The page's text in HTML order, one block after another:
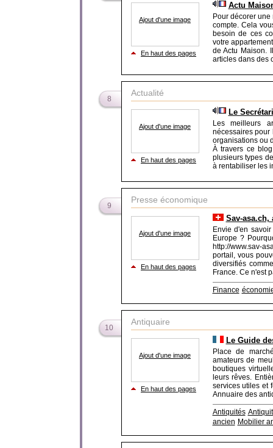
Ajout d'une image
En haut des pages
Actu
Pour décorer
compte. Cela
besoin de ces
votre
de Actu Maison.
articles dans des
8
Actualité
Ajout d'une image
En haut des pages
Le
Les meilleurs
nécessaires
organisations ou
À travers ce
plusieurs types
à rentabiliser les
9
Presse économique
Ajout d'une image
En haut des pages
Sav-
Envie d'en
Europe ?
http://www.sav-
portail, vous
diversifiés
France. Ce n'est
Finance
10
Antiquaire
Ajout d'une image
En haut des pages
Le Guide
Place de
amateurs de
boutiques
leurs rêves.
services utiles et
Annuaire des
Antiquités
ancien Mobilier